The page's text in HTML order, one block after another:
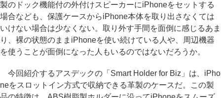
製のドック機能付の外付けスピーカーにiPhoneをセットする
場合なども、保護ケースからiPhone本体を取り出さなくては
いけない場合は少なくない。取り外す手間を面倒に感じるあま
り、裸の状態のままiPhoneを使い続けている人や、周辺機器
を使うことが面倒になった人もいるのではないだろうか。
今回紹介するアスデックの「Smart Holder for Biz」は、iPho
neをスロットイン方式で収納できる革製のケースだ。この製